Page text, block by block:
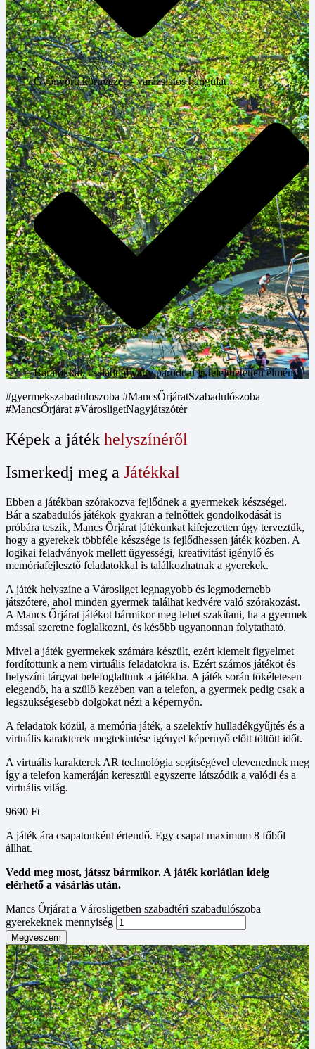
Gyönyörű környezet – varázslatos hangulat
Barátokkal, családdal vagy pároddal is felejthetetlen élmény
#gyermekszabaduloszoba #MancsŐrjáratSzabadulószoba
#MancsŐrjárat #VárosligetNagyjátszótér
Képek a játék helyszínéről
Ismerkedj meg a Játékkal
Ebben a játékban szórakozva fejlődnek a gyermekek készségei.
Bár a szabadulós játékok gyakran a felnőttek gondolkodását is
próbára teszik, Mancs Őrjárat játékunkat kifejezetten úgy terveztük,
hogy a gyerekek többféle készsége is fejlődhessen játék közben. A
logikai feladványok mellett ügyességi, kreativitást igénylő és
memóriafejlesztő feladatokkal is találkozhatnak a gyerekek.
A játék helyszíne a Városliget legnagyobb és legmodernebb
játszótere, ahol minden gyermek találhat kedvére való szórakozást.
A Mancs Őrjárat játékot bármikor meg lehet szakítani, ha a gyermek
mással szeretne foglalkozni, és később ugyanonnan folytatható.
Mivel a játék gyermekek számára készült, ezért kiemelt figyelmet
fordítottunk a nem virtuális feladatokra is. Ezért számos játékot és
helyszíni tárgyat belefoglaltunk a játékba. A játék során tökéletesen
elegendő, ha a szülő kezében van a telefon, a gyermek pedig csak a
legszükségesebb dolgokat nézi a képernyőn.
A feladatok közül, a memória játék, a szelektív hulladékgyűjtés és a
virtuális karakterek megtekintése igényel képernyő előtt töltött időt.
A virtuális karakterek AR technológia segítségével elevenednek meg
így a telefon kameráján keresztül egyszerre látszódik a valódi és a
virtuális világ.
9690 Ft
A játék ára csapatonként értendő. Egy csapat maximum 8 főből
állhat.
Vedd meg most, játssz bármikor. A játék korlátlan ideig
elérhető a vásárlás után.
Mancs Őrjárat a Városligetben szabadtéri szabadulószoba
gyerekeknek mennyiség
Megveszem